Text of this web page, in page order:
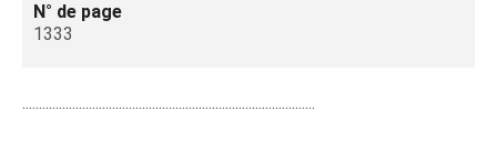
N° de page
1333
........................................................................................